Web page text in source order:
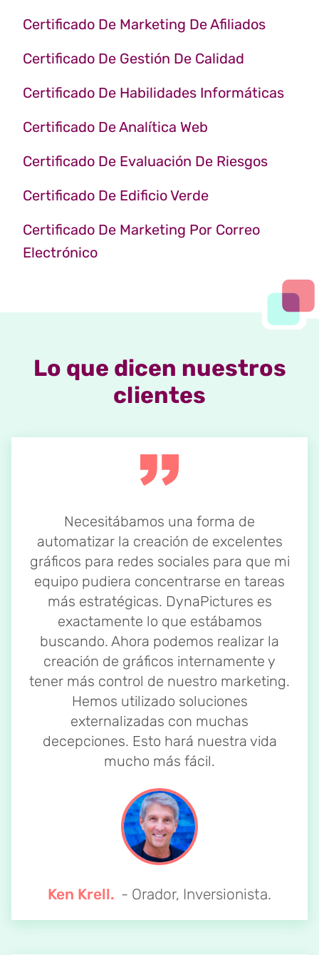
Certificado De Marketing De Afiliados
Certificado De Gestión De Calidad
Certificado De Habilidades Informáticas
Certificado De Analítica Web
Certificado De Evaluación De Riesgos
Certificado De Edificio Verde
Certificado De Marketing Por Correo
Electrónico
Lo que dicen nuestros
clientes
Necesitábamos una forma de
automatizar la creación de excelentes
gráficos para redes sociales para que mi
equipo pudiera concentrarse en tareas
más estratégicas. DynaPictures es
exactamente lo que estábamos
buscando. Ahora podemos realizar la
creación de gráficos internamente y
tener más control de nuestro marketing.
Hemos utilizado soluciones
externalizadas con muchas
decepciones. Esto hará nuestra vida
mucho más fácil.
Ken Krell. - Orador, Inversionista.